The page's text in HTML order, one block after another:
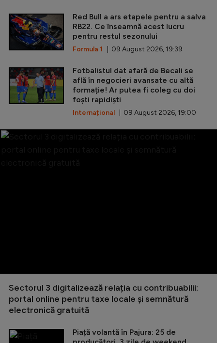
Red Bull a ars etapele pentru a salva
RB22. Ce înseamnă acest lucru
pentru restul sezonului
Formula 1 | 09 August 2026, 19:39
Fotbalistul dat afară de Becali se
află în negocieri avansate cu altă
formație! Ar putea fi coleg cu doi
foști rapidiști
Internațional | 09 August 2026, 19:00
Sectorul 3 digitalizează relația cu contribuabilii:
portal online pentru taxe locale și semnătură
electronică gratuită
Piață volantă în Pajura: 25 de